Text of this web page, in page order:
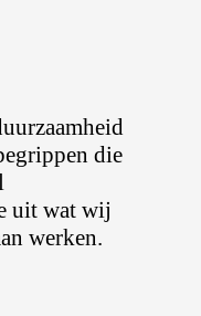
die
uit wat wij
werken.